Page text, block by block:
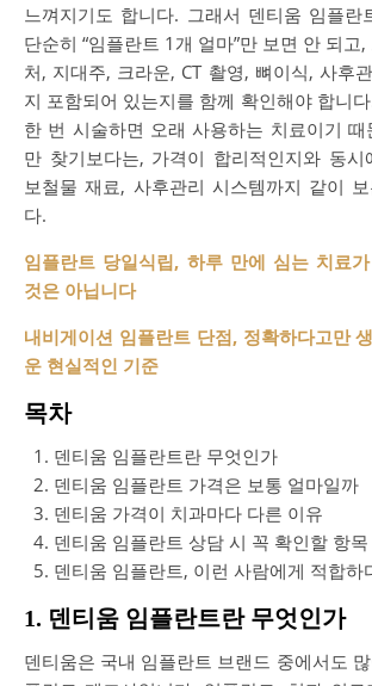
느껴지기도 합니다. 그래서 덴티움 임플란
단순히 “임플란트 1개 얼마”만 보면 안 되고
처, 지대주, 크라운, CT 촬영, 뼈이식, 사후
지 포함되어 있는지를 함께 확인해야 합니
한 번 시술하면 오래 사용하는 치료이기
만 찾기보다는, 가격이 합리적인지와 동시
보철물 재료, 사후관리 시스템까지 같이
다.
임플란트 당일식립, 하루 만에 심는 치료
것은 아닙니다
내비게이션 임플란트 단점, 정확하다고만
운 현실적인 기준
목차
덴티움 임플란트란 무엇인가
덴티움 임플란트 가격은 보통 얼마일까
덴티움 가격이 치과마다 다른 이유
덴티움 임플란트 상담 시 꼭 확인할 항목
덴티움 임플란트, 이런 사람에게 적합하
1. 덴티움 임플란트란 무엇인가
덴티움은 국내 임플란트 브랜드 중에서도